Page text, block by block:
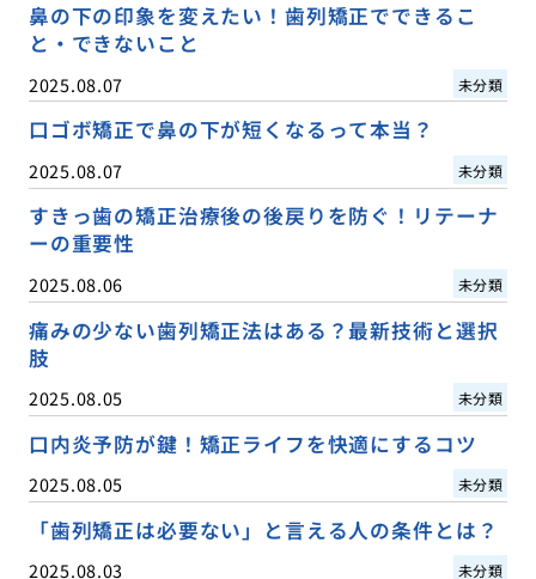
鼻の下の印象を変えたい！歯列矯正でできるこ
と・できないこと
2025.08.07 未分類
口ゴボ矯正で鼻の下が短くなるって本当？
2025.08.07 未分類
すきっ歯の矯正治療後の後戻りを防ぐ！リテーナ
ーの重要性
2025.08.06 未分類
痛みの少ない歯列矯正法はある？最新技術と選択
肢
2025.08.05 未分類
口内炎予防が鍵！矯正ライフを快適にするコツ
2025.08.05 未分類
「歯列矯正は必要ない」と言える人の条件とは？
2025.08.03 未分類